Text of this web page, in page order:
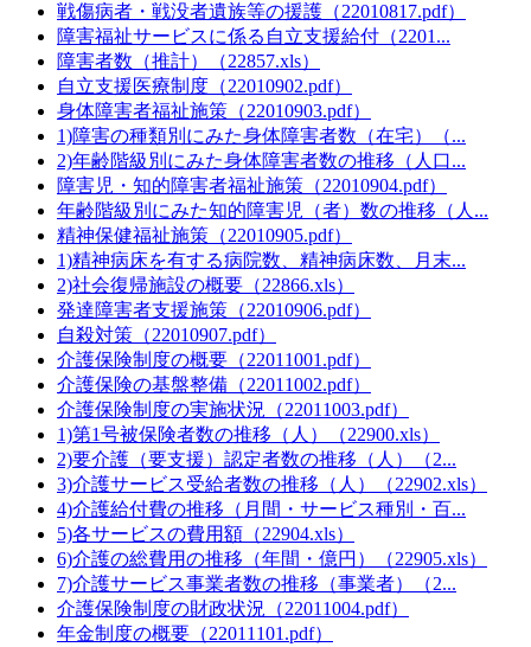
戦傷病者・戦没者遺族等の援護（22010817.pdf）
障害福祉サービスに係る自立支援給付（2201...
障害者数（推計）（22857.xls）
自立支援医療制度（22010902.pdf）
身体障害者福祉施策（22010903.pdf）
1)障害の種類別にみた身体障害者数（在宅）（...
2)年齢階級別にみた身体障害者数の推移（人口...
障害児・知的障害者福祉施策（22010904.pdf）
年齢階級別にみた知的障害児（者）数の推移（人...
精神保健福祉施策（22010905.pdf）
1)精神病床を有する病院数、精神病床数、月末...
2)社会復帰施設の概要（22866.xls）
発達障害者支援施策（22010906.pdf）
自殺対策（22010907.pdf）
介護保険制度の概要（22011001.pdf）
介護保険の基盤整備（22011002.pdf）
介護保険制度の実施状況（22011003.pdf）
1)第1号被保険者数の推移（人）（22900.xls）
2)要介護（要支援）認定者数の推移（人）（2...
3)介護サービス受給者数の推移（人）（22902.xls）
4)介護給付費の推移（月間・サービス種別・百...
5)各サービスの費用額（22904.xls）
6)介護の総費用の推移（年間・億円）（22905.xls）
7)介護サービス事業者数の推移（事業者）（2...
介護保険制度の財政状況（22011004.pdf）
年金制度の概要（22011101.pdf）